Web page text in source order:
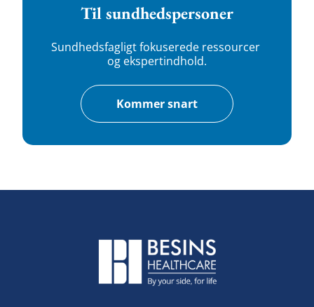
Til sundhedspersoner
Sundhedsfagligt fokuserede ressourcer
og ekspertindhold.
Kommer snart